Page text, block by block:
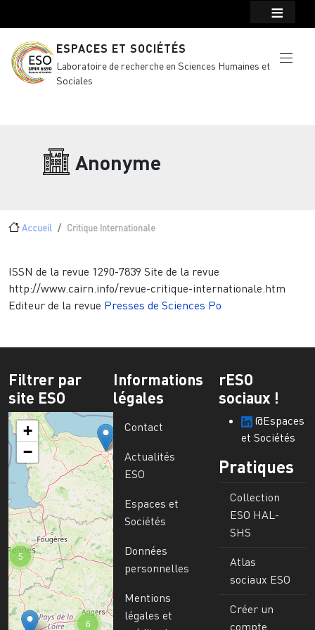
ESPACES ET SOCIÉTÉS
Laboratoire de recherche en Sciences Humaines et
Sociales
Anonyme
Fil d'Ariane
Accueil Critique Internationale
ISSN de la revue 1290-7839 Site de la revue
http://www.cairn.info/revue-critique-internationale.htm
Editeur de la revue Presses de Sciences Po
Filtrer par
site ESO
6
5
+
−
Informations
légales
Contact
Actualités
ESO
Espaces et
Sociétés
Données
personnelles
Mentions
légales et
rESO
sociaux !
@Espaces
et Sociétés
Pratiques
Collection
ESO HAL-
SHS
Atlas
sociaux ESO
Créer un
compte